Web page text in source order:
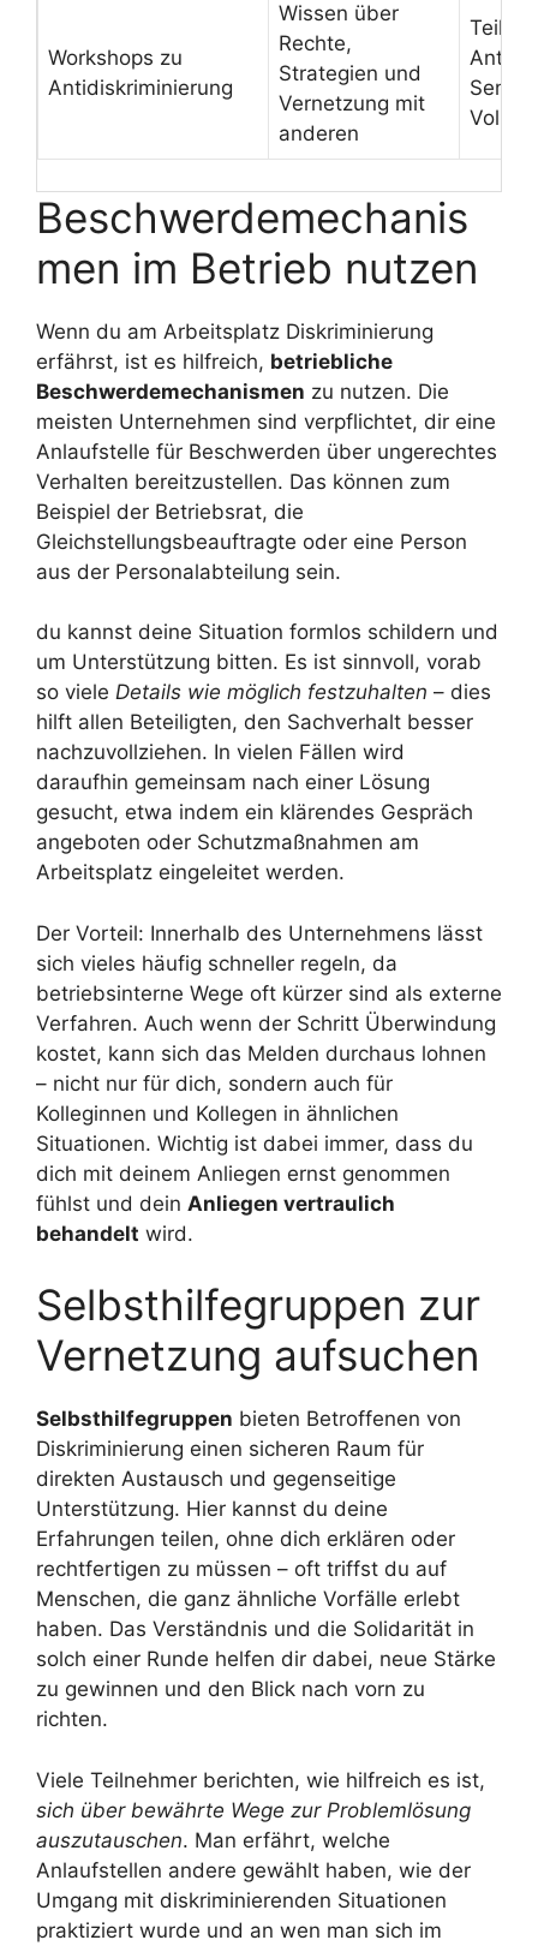
Workshops zu
Antidiskriminierung
Wissen über
Rechte,
Strategien und
Vernetzung mit
anderen
Beschwerdemechanis
men im Betrieb nutzen
Wenn du am Arbeitsplatz Diskriminierung
erfährst, ist es hilfreich, betriebliche
Beschwerdemechanismen zu nutzen. Die
meisten Unternehmen sind verpflichtet, dir eine
Anlaufstelle für Beschwerden über ungerechtes
Verhalten bereitzustellen. Das können zum
Beispiel der Betriebsrat, die
Gleichstellungsbeauftragte oder eine Person
aus der Personalabteilung sein.
du kannst deine Situation formlos schildern und
um Unterstützung bitten. Es ist sinnvoll, vorab
so viele Details wie möglich festzuhalten – dies
hilft allen Beteiligten, den Sachverhalt besser
nachzuvollziehen. In vielen Fällen wird
daraufhin gemeinsam nach einer Lösung
gesucht, etwa indem ein klärendes Gespräch
angeboten oder Schutzmaßnahmen am
Arbeitsplatz eingeleitet werden.
Der Vorteil: Innerhalb des Unternehmens lässt
sich vieles häufig schneller regeln, da
betriebsinterne Wege oft kürzer sind als externe
Verfahren. Auch wenn der Schritt Überwindung
kostet, kann sich das Melden durchaus lohnen
– nicht nur für dich, sondern auch für
Kolleginnen und Kollegen in ähnlichen
Situationen. Wichtig ist dabei immer, dass du
dich mit deinem Anliegen ernst genommen
fühlst und dein Anliegen vertraulich
behandelt wird.
Selbsthilfegruppen zur
Vernetzung aufsuchen
Selbsthilfegruppen bieten Betroffenen von
Diskriminierung einen sicheren Raum für
direkten Austausch und gegenseitige
Unterstützung. Hier kannst du deine
Erfahrungen teilen, ohne dich erklären oder
rechtfertigen zu müssen – oft triffst du auf
Menschen, die ganz ähnliche Vorfälle erlebt
haben. Das Verständnis und die Solidarität in
solch einer Runde helfen dir dabei, neue Stärke
zu gewinnen und den Blick nach vorn zu
richten.
Viele Teilnehmer berichten, wie hilfreich es ist,
sich über bewährte Wege zur Problemlösung
auszutauschen. Man erfährt, welche
Anlaufstellen andere gewählt haben, wie der
Umgang mit diskriminierenden Situationen
praktiziert wurde und an wen man sich im